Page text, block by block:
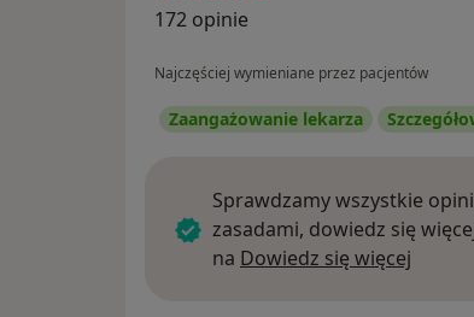
172 opinie
Najczęściej wymieniane przez pacjentów
Zaangażowanie lekarza
Sprawdzamy wszystkie
zasadami, dowiedz się
na Dowiedz się więcej